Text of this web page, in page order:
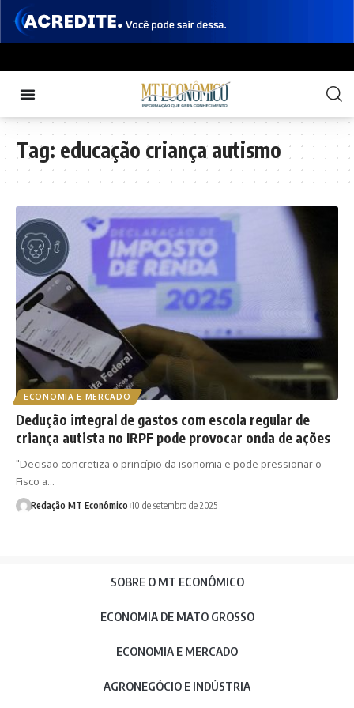
Tag: educação criança autismo
ECONOMIA E MERCADO
Dedução integral de gastos com escola regular de
criança autista no IRPF pode provocar onda de ações
"Decisão concretiza o princípio da isonomia e pode pressionar o
Fisco a…
Redação MT Econômico 10 de setembro de 2025
SOBRE O MT ECONÔMICO
ECONOMIA DE MATO GROSSO
ECONOMIA E MERCADO
AGRONEGÓCIO E INDÚSTRIA